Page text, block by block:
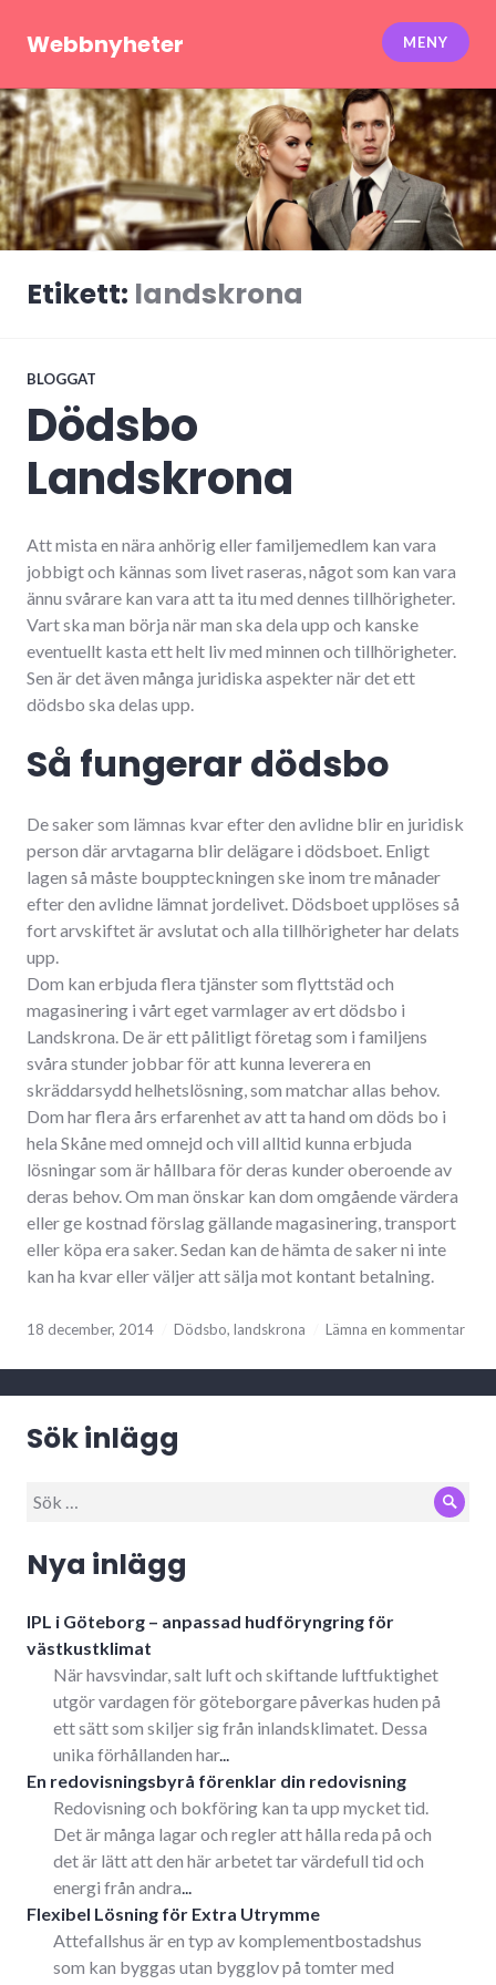
Webbnyheter MENY
Etikett: landskrona
BLOGGAT
Dödsbo
Landskrona
Att mista en nära anhörig eller familjemedlem kan vara
jobbigt och kännas som livet raseras, något som kan vara
ännu svårare kan vara att ta itu med dennes tillhörigheter.
Vart ska man börja när man ska dela upp och kanske
eventuellt kasta ett helt liv med minnen och tillhörigheter.
Sen är det även många juridiska aspekter när det ett
dödsbo ska delas upp.
Så fungerar dödsbo
De saker som lämnas kvar efter den avlidne blir en juridisk
person där arvtagarna blir delägare i dödsboet. Enligt
lagen så måste bouppteckningen ske inom tre månader
efter den avlidne lämnat jordelivet. Dödsboet upplöses så
fort arvskiftet är avslutat och alla tillhörigheter har delats
upp.
Dom kan erbjuda flera tjänster som flyttstäd och
magasinering i vårt eget varmlager av ert dödsbo i
Landskrona. De är ett pålitligt företag som i familjens
svåra stunder jobbar för att kunna leverera en
skräddarsydd helhetslösning, som matchar allas behov.
Dom har flera års erfarenhet av att ta hand om döds bo i
hela Skåne med omnejd och vill alltid kunna erbjuda
lösningar som är hållbara för deras kunder oberoende av
deras behov. Om man önskar kan dom omgående värdera
eller ge kostnad förslag gällande magasinering, transport
eller köpa era saker. Sedan kan de hämta de saker ni inte
kan ha kvar eller väljer att sälja mot kontant betalning.
18 december, 2014 Dödsbo, landskrona Lämna en kommentar
Sök inlägg
Sök
Sök
Nya inlägg
IPL i Göteborg – anpassad hudföryngring för
västkustklimat
När havsvindar, salt luft och skiftande luftfuktighet
utgör vardagen för göteborgare påverkas huden på
ett sätt som skiljer sig från inlandsklimatet. Dessa
unika förhållanden har...
En redovisningsbyrå förenklar din redovisning
Redovisning och bokföring kan ta upp mycket tid.
Det är många lagar och regler att hålla reda på och
det är lätt att den här arbetet tar värdefull tid och
energi från andra
Flexibel Lösning för Extra Utrymme
Attefallshus är en typ av komplementbostadshus
som kan byggas utan bygglov på tomter med